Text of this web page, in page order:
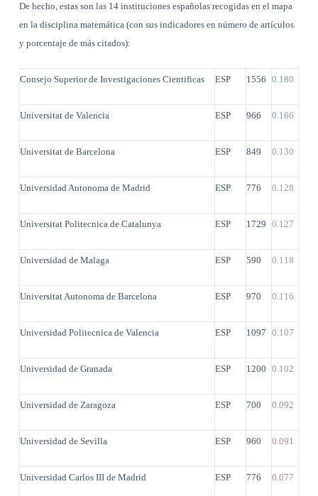
De hecho, estas son las 14 instituciones españolas recogidas en el mapa
en la disciplina matemática (con sus indicadores en número de artículos
y porcentaje de más citados):
Consejo Superior de Investigaciones Cientificas ESP 1556 0.180
Universitat de Valencia ESP 966 0.166
Universitat de Barcelona ESP 849 0.130
Universidad Autonoma de Madrid ESP 776 0.128
Universitat Politecnica de Catalunya ESP 1729 0.127
Universidad de Malaga ESP 590 0.118
Universitat Autonoma de Barcelona ESP 970 0.116
Universidad Politecnica de Valencia ESP 1097 0.107
Universidad de Granada ESP 1200 0.102
Universidad de Zaragoza ESP 700 0.092
Universidad de Sevilla ESP 960 0.091
Universidad Carlos III de Madrid ESP 776 0.077